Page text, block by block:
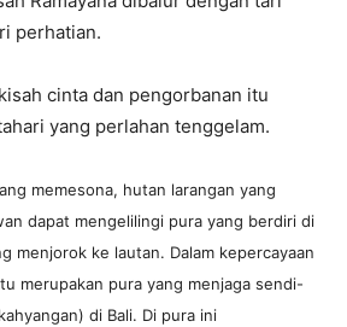
perhatian.
cinta dan pengorbanan itu
yang perlahan tenggelam.
memesona, hutan larangan yang
dapat mengelilingi pura yang berdiri di
menjorok ke lautan. Dalam kepercayaan
merupakan pura yang menjaga sendi-
di Bali. Di pura ini